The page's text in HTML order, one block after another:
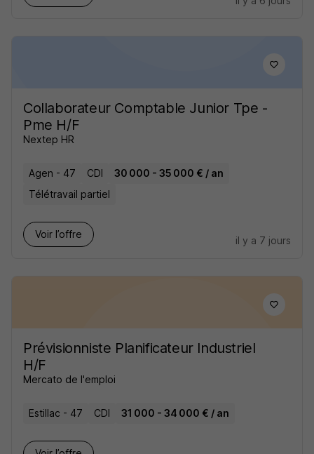
Collaborateur Comptable Junior Tpe -
Pme H/F
Nextep HR
Agen - 47 CDI
30 000 - 35 000 € / an
Télétravail partiel
Voir l’offre
il y a 7 jours
Prévisionniste Planificateur Industriel
H/F
Mercato de l'emploi
Estillac - 47 CDI 31 000 - 34 000 € / an